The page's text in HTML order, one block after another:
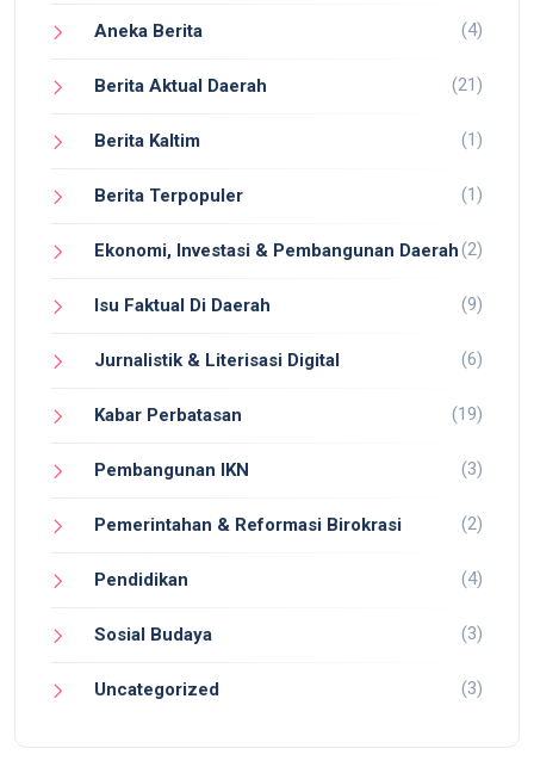
Aneka Berita (4)
Berita Aktual Daerah (21)
Berita Kaltim (1)
Berita Terpopuler (1)
Ekonomi, Investasi & Pembangunan Daerah(2)
Isu Faktual Di Daerah (9)
Jurnalistik & Literisasi Digital (6)
Kabar Perbatasan (19)
Pembangunan IKN (3)
Pemerintahan & Reformasi Birokrasi (2)
Pendidikan (4)
Sosial Budaya (3)
Uncategorized (3)